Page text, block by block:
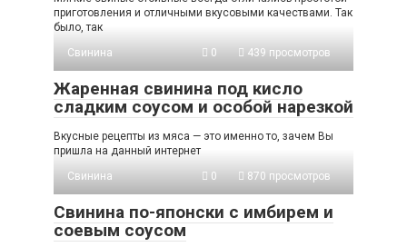
приготовления и отличными вкусовыми качествами. Так
было, так
Свинина
0 439 просмотров
Жаренная свинина под кисло
сладким соусом и особой нарезкой
Вкусные рецепты из мяса — это именно то, зачем Вы
пришла на данный интернет
Свинина
0 870 просмотров
Свинина по-японски с имбирем и
соевым соусом